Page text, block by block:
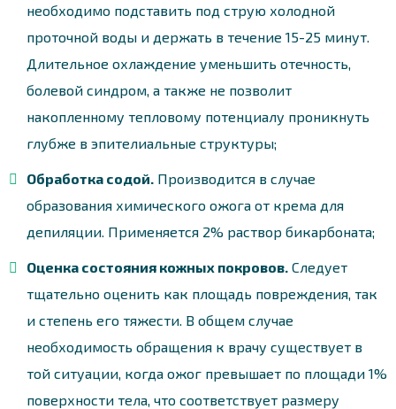
необходимо подставить под струю холодной
проточной воды и держать в течение 15-25 минут.
Длительное охлаждение уменьшить отечность,
болевой синдром, а также не позволит
накопленному тепловому потенциалу проникнуть
глубже в эпителиальные структуры;
Обработка содой. Производится в случае
образования химического ожога от крема для
депиляции. Применяется 2% раствор бикарбоната;
Оценка состояния кожных покровов. Следует
тщательно оценить как площадь повреждения, так
и степень его тяжести. В общем случае
необходимость обращения к врачу существует в
той ситуации, когда ожог превышает по площади 1%
поверхности тела, что соответствует размеру